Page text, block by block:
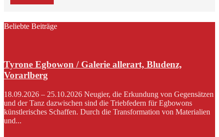
Beliebte Beiträge
Tyrone Egbowon / Galerie allerart, Bludenz,
Vorarlberg
18.09.2026 – 25.10.2026 Neugier, die Erkundung von Gegensätzen
und der Tanz dazwischen sind die Triebfedern für Egbowons
künstlerisches Schaffen. Durch die Transformation von Materialien
und...